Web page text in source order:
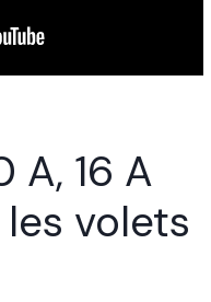
A, 16 A
volets